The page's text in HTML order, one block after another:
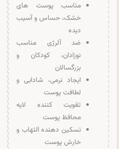
مناسب پوست های
خشک، حساس و آسیب
دیده
ضد آلرژی مناسب
نوزادان، کودکان و
بزرگسالان
ایجاد نرمی، شادابی و
لطافت پوست
تقویت کننده لایه
محافظ پوست
تسکین دهنده التهاب و
خارش پوست